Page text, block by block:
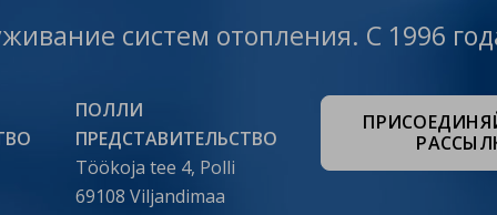
https://
систем отопления. С 1996
ПОЛЛИ
ПРЕДСТАВИТЕЛЬСТВО
Töökoja tee 4, Polli
69108 Viljandimaa